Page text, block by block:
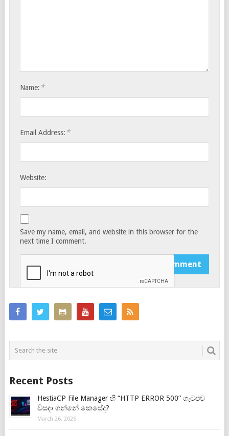
Name: *
Email Address: *
Website:
Save my name, email, and website in this browser for the
next time I comment.
Recent Posts
HestiaCP File Manager හි “HTTP ERROR 500” ගැටළුව
විසඳා ගන්නේ කෙසේද?
March 26, 2026